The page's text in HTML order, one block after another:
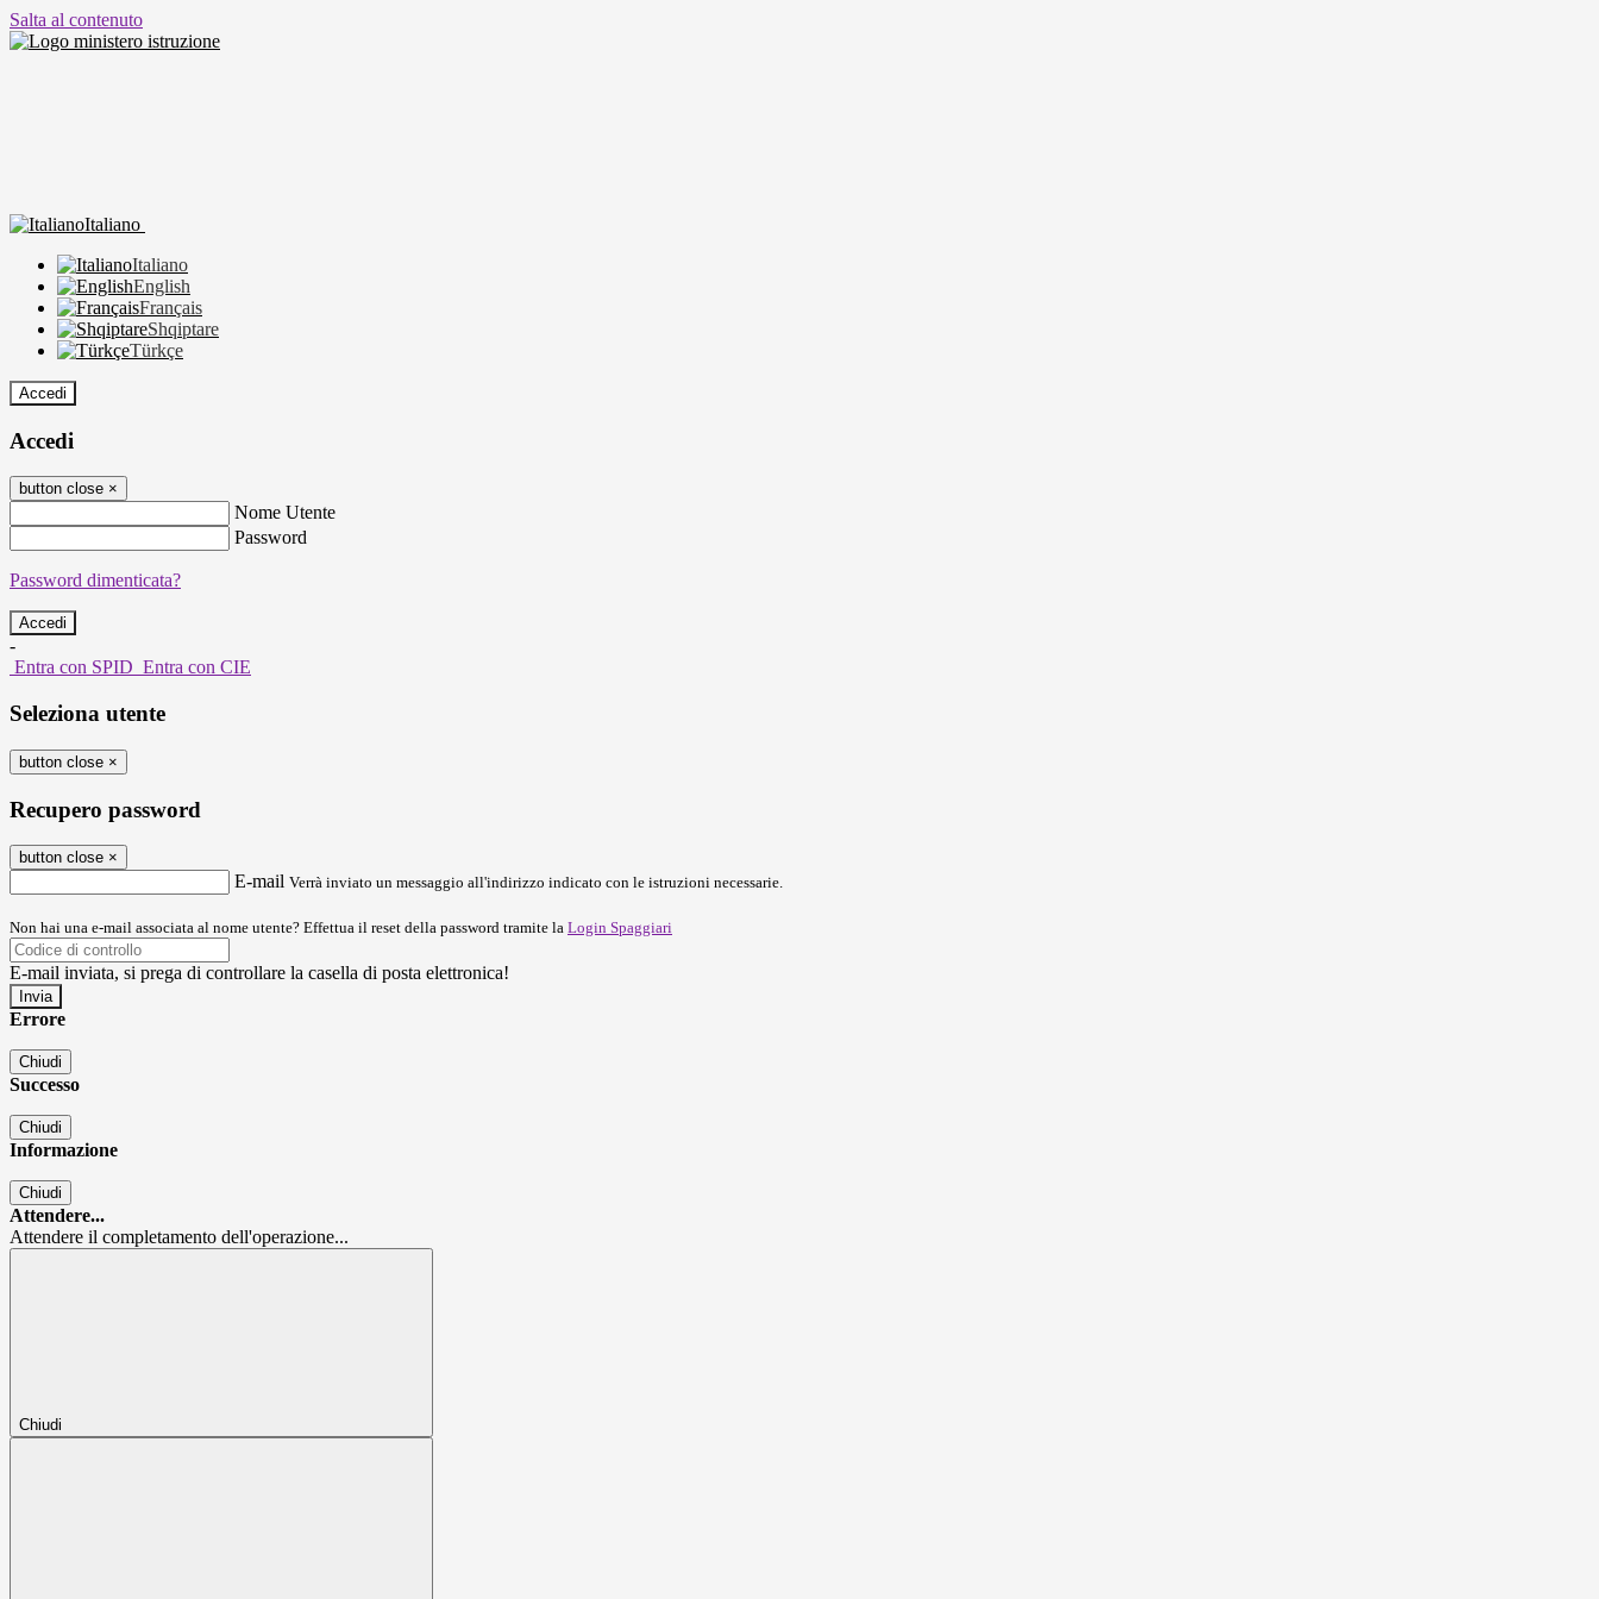
Salta al contenuto
Italiano
Italiano
English
Français
Shqiptare
Türkçe
Accedi
Accedi
button close ×
Nome Utente
Password
Password dimenticata?
-
Entra con SPID Entra con CIE
Seleziona utente
button close ×
Recupero password
button close ×
E-mail Verrà inviato un messaggio all'indirizzo indicato con le istruzioni necessarie.
Non hai una e-mail associata al nome utente? Effettua il reset della password tramite la Login Spaggiari
E-mail inviata, si prega di controllare la casella di posta elettronica!
Errore
Chiudi
Successo
Chiudi
Informazione
Chiudi
Attendere...
Attendere il completamento dell'operazione...
Chiudi